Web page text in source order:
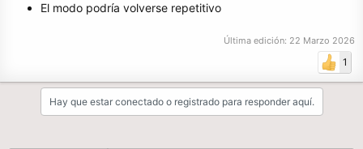
El modo podría volverse repetitivo
Última edición: 22 Marzo 2026
1
Hay que estar conectado o registrado para responder aquí.